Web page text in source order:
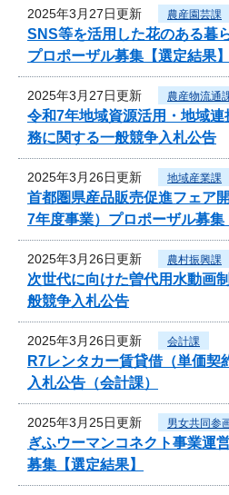
2025年3月27日更新 農産園芸課
SNS等を活用した花のある暮
プロポーザル募集【選定結果】
2025年3月27日更新 農産物流通
令和7年地域資源活用・地域
務に関する一般競争入札公告
2025年3月26日更新 地域産業課
首都圏県産品販売促進フェア
7年度事業）プロポーザル募集
2025年3月26日更新 農村振興課
次世代に向けた曽代用水動画
般競争入札公告
2025年3月26日更新 会計課
R7レンタカー賃貸借（単価契
入札公告（会計課）
2025年3月25日更新 男女共同参
ぎふウーマンコネクト事業運
募集【選定結果】